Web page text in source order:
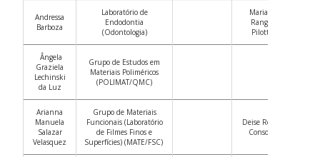
Andressa
Barboza
Laboratório de
Endodontia
(Odontologia)
Mariana
Rangel
Pilotto
Ângela
Graziela
Lechinski
da Luz
Grupo de Estudos em
Materiais Poliméricos
(POLIMAT/QMC)
Arianna
Manuela
Salazar
Velasquez
Grupo de Materiais
Funcionais (Laboratório
de Filmes Finos e
Superfícies) (MATE/FSC)
Deise Rebelo
Consoni